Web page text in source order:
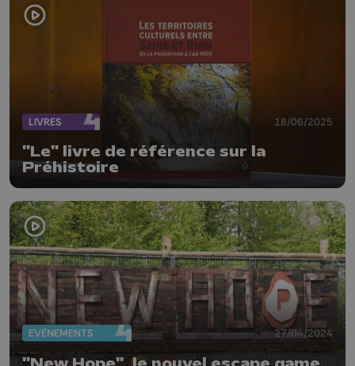
LIVRES 18/06/2025
"Le" livre de référence sur la
Préhistoire
EVÈNEMENTS 27/04/2024